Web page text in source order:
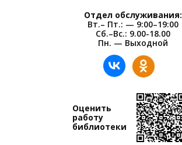
Оценить
работу
библиотеки
Отдел обслуживания:
Вт.– Пт.: — 9:00–19:00
Сб.–Вс.: 9.00-18.00
Пн. — Выходной